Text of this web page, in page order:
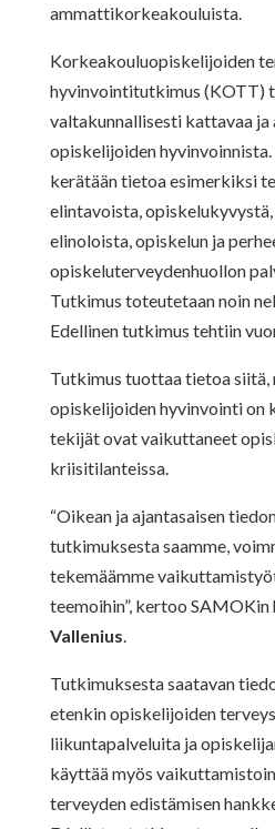
ammattikorkeakouluista.
Korkeakouluopiskelijoiden
hyvinvointitutkimus (KOTT)
valtakunnallisesti kattavaa
opiskelijoiden
kerätään tietoa esimerkiksi
elintavoista,
elinoloista, opiskelun ja
opiskeluterveydenhuollon
Tutkimus toteutetaan noin
Edellinen tutkimus tehtiin
Tutkimus tuottaa tietoa siitä,
opiskelijoiden hyvinvointi on
tekijät ovat vaikuttaneet
kriisitilanteissa.
“Oikean ja ajantasaisen
tutkimuksesta saamme,
tekemäämme
teemoihin”, kertoo SAMOKin
Vallenius.
Tutkimuksesta saatavan
etenkin opiskelijoiden
liikuntapalveluita ja
käyttää myös
terveyden edistämisen